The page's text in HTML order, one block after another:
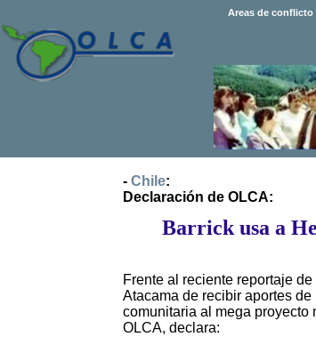
Areas de conflicto
- Chile:
Declaración de OLCA:
Barrick usa a
Frente al reciente reportaje
Atacama de recibir aportes
comunitaria al mega proyecto
OLCA, declara: